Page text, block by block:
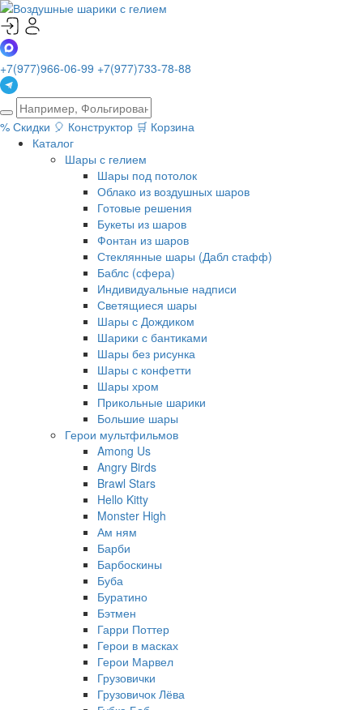
+7(977)966-06-99 +7(977)733-78-88
% Скидки 🎈 Конструктор 🛒 Корзина
Каталог
Шары с гелием
Шары под потолок
Облако из воздушных шаров
Готовые решения
Букеты из шаров
Фонтан из шаров
Стеклянные шары (Дабл стафф)
Баблс (сфера)
Индивидуальные надписи
Светящиеся шары
Шары с Дождиком
Шарики с бантиками
Шары без рисунка
Шары с конфетти
Шары хром
Прикольные шарики
Большие шары
Герои мультфильмов
Among Us
Angry Birds
Brawl Stars
Hello Kitty
Monster High
Ам ням
Барби
Барбоскины
Буба
Буратино
Бэтмен
Гарри Поттер
Герои в масках
Герои Марвел
Грузовички
Грузовичок Лёва